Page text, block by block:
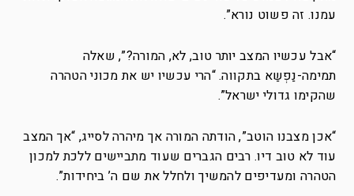
עמנו. זה פשוט נורא”.
“אבל עכשיו המצב יותר טוב, לא, המורה?”, שאלה
תמימה-נַפְשַא בתקווה. “הרי עכשיו יש את מכוני הטהרה
שהקימו גדולי ישראל”.
“אכן מצבנו הוטב”, הודתה המורה אך מיהרה לסייג, “אך המצב
עוד לא טוב דיו. רבים הגברים שעוד מתביישים ללכת למכון
הטהרה ומעדיפים להמשיך ולחלל את שם ה’ ביחידות”.